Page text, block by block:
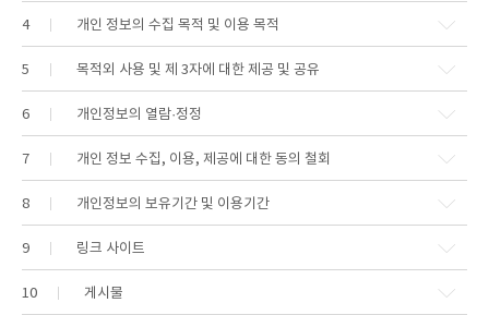
4 개인 정보의 수집 목적 및 이용 목적
5 목적외 사용 및 제 3자에 대한 제공 및 공유
6 개인정보의 열람·정정
7 개인 정보 수집, 이용, 제공에 대한 동의 철회
8 개인정보의 보유기간 및 이용기간
9 링크 사이트
10 게시물